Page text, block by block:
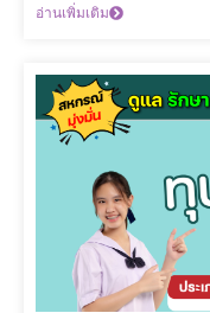
อ่านเพิ่มเติม